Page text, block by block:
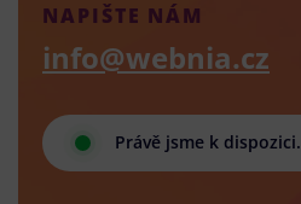
Právě jsme k dispozici.
NAPIŠTE NÁM
info@webnia.cz